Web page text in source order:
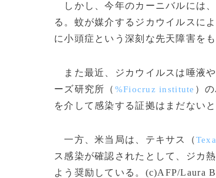
しかし、今年のカーニバルには
る。蚊が媒介するジカウイルスに
に小頭症という深刻な先天障害を
また最近、ジカウイルスは唾液
ーズ研究所（ %Fiocruz institute ）
を介して感染する証拠はまだない
一方、米当局は、テキサス（
ス感染が確認されたとして、ジカ
よう奨励している。(c)AFP/Laura